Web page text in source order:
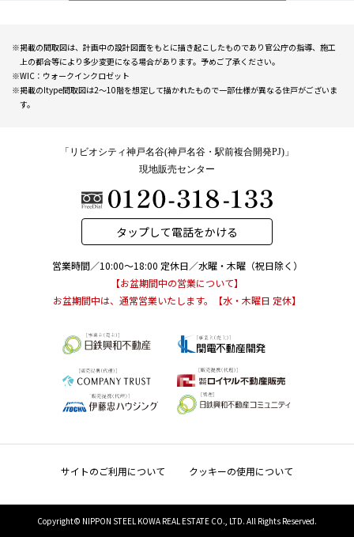
お問い合わせ 「リビオシティ神戸名谷(神戸名谷・駅前複合開発PJ)」現地販売
センター
※掲載の間取図は、計画中の設計図面をもとに描き起こしたものであり官公庁の指導、施工
上の都合等により多少変更になる場合があります。予めご了承ください。
※WIC：ウォークインクロゼット
※掲載のItype間取図は2～10階を想定して描かれたもので一部仕様が異なる住戸がございま
す。
「リビオシティ神戸名谷(神戸名谷・駅前複合開発PJ)」
現地販売センター
タップして電話をかける
営業時間／10:00～18:00 定休日／水曜・木曜（祝日除く）
【お盆期間中の営業について】
お盆期間中は、通常営業いたします。【水・木曜日 定休】
サイトのご利用について クッキーの使用について
Copyright© NIPPON STEEL KOWA REAL ESTATE CO., LTD. All Rights Reserved.